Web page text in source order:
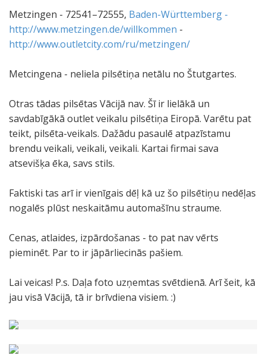
Metzingen - 72541–72555, Baden-Württemberg -
http://www.metzingen.de/willkommen -
http://www.outletcity.com/ru/metzingen/
Metcingena - neliela pilsētiņa netālu no Štutgartes.
Otras tādas pilsētas Vācijā nav. Šī ir lielākā un
savdabīgākā outlet veikalu pilsētiņa Eiropā. Varētu pat
teikt, pilsēta-veikals. Dažādu pasaulē atpazīstamu
brendu veikali, veikali, veikali. Kartai firmai sava
atsevišķa ēka, savs stils.
Faktiski tas arī ir vienīgais dēļ kā uz šo pilsētiņu nedēļas
nogalēs plūst neskaitāmu automašīnu straume.
Cenas, atlaides, izpārdošanas - to pat nav vērts
pieminēt. Par to ir jāpārliecinās pašiem.
Lai veicas! P.s. Daļa foto uzņemtas svētdienā. Arī šeit, kā
jau visā Vācijā, tā ir brīvdiena visiem. :)